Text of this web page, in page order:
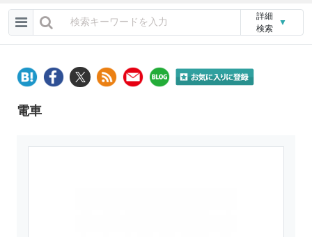
詳細
検索
▼
電車